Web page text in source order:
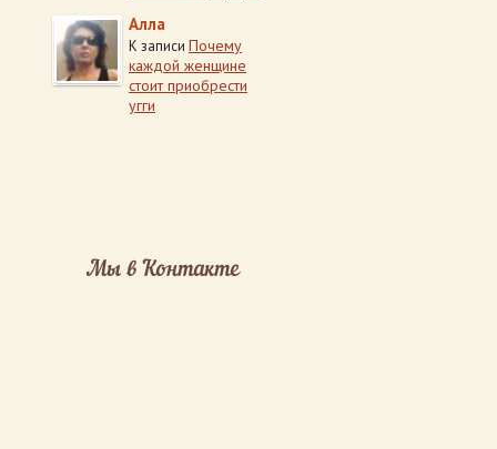
Алла
К записи Почему
каждой женщине
стоит приобрести
угги
Мы в Контакте